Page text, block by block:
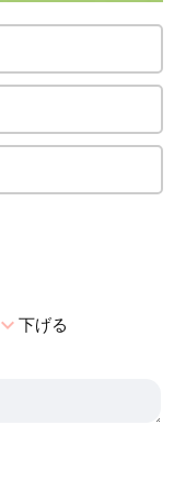
expand_more下げる